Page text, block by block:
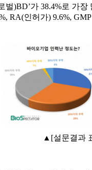
)BD’가 38.4%로 가
RA(인허가) 9.6%,
▲[설문결과